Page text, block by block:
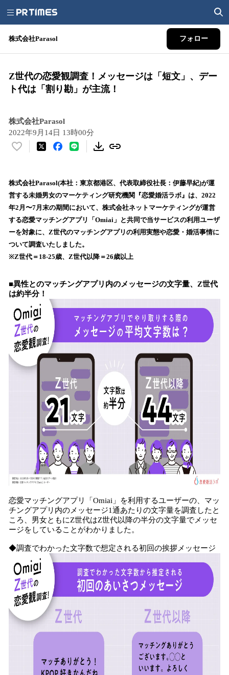
株式会社Parasol フォロー
Z世代の恋愛観調査！メッセージは「短文」、デー
ト代は「割り勘」が主流！
株式会社Parasol
2022年9月14日 13時00分
い
！
数
を
読
み
込
み
中
す
株式会社Parasol(本社：東京都港区、代表取締役社長：伊藤早紀)が運
営する未婚男女のマーケティング研究機関『恋愛婚活ラボ』は、2022
年2月〜7月末の期間において、株式会社ネットマーケティングが運営
する恋愛マッチングアプリ「Omiai」と共同で当サービスの利用ユーザ
ーを対象に、Z世代のマッチングアプリの利用実態や恋愛・婚活事情に
ついて調査いたしました。
※Z世代＝18-25歳、Z世代以降＝26歳以上
■異性とのマッチングアプリ内のメッセージの文字量、Z世代
は約半分！
恋愛マッチングアプリ「Omiai」を利用するユーザーの、マッ
チングアプリ内のメッセージ1通あたりの文字量を調査したと
ころ、男女ともにZ世代はZ世代以降の半分の文字量でメッセ
ージをしていることがわかりました。
◆調査でわかった文字数で想定される初回の挨拶メッセージ